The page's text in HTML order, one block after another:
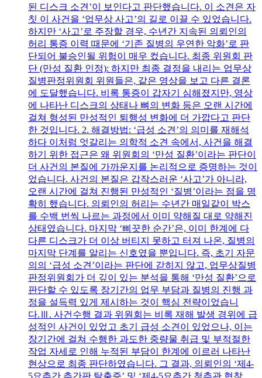
된 디스크 소견’이 보인다고 판단했습니다. 이 소견은 자
칫 이 사건을 ‘업무상 사고’의 길로 이끌 수 있었습니다.
하지만 ‘사고’로 주장할 경우, 수년간 지속된 의뢰인의
허리 통증 이력 때문에 ‘기존 질병의 우연한 악화’로 판
단되어 불승인될 위험이 매우 컸습니다. 최종 위원회 판
단 (만성 질환 인정): 하지만 최종 결정을 내리는 업무상
질병판정위원회 위원들은, 같은 영상을 보고 다른 결론
에 도달했습니다. 비록 통증이 갑자기 심해졌지만, 영상
에 나타난 디스크의 상태나 뼈의 변화 등은 오랜 시간에
걸쳐 형성된 만성적인 퇴행성 변화에 더 가깝다고 판단
한 것입니다. 2. 해결방법: ‘급성 소견’의 의미를 재해석
하다 이처럼 엇갈리는 의학적 소견 속에서, 사건을 해결
하기 위한 접근은 왜 위원회의 ‘만성 질환’이라는 판단이
더 사건의 본질에 가까운지를 논리적으로 증명하는 것이
었습니다. 사건의 본질은 갑작스러운 ‘사고’가 아니라,
오랜 시간에 걸쳐 진행된 만성적인 ‘질병’이라는 점을 명
확히 했습니다. 의뢰인의 허리는 수년간 매일같이 박스
를 수백 번씩 나르는 과정에서 이미 약해질 대로 약해진
상태였습니다. 마지막 ‘삐끗한 순간’은, 이미 한계에 다
다른 디스크가 더 이상 버티지 못하고 터져 나온, 질병의
마지막 단계를 알리는 신호였을 뿐입니다. 즉, 초기 자문
의의 ‘급성 소견’이라는 판단에 갇히지 않고, 업무상질병
판정위원회가 더 깊이 있는 분석을 통해 ‘만성 질환’으로
판단할 수 있도록 장기간의 업무 부담과 질병의 진행 과
정을 설득력 있게 제시하는 것이 핵심 전략이었습니
다.Ⅲ. 사건수행 결과 위원회는 비록 재해 발생 경위에 급
성적인 사건이 있었고 초기 급성 소견이 있었으나, 이는
장기간에 걸쳐 수행한 과도한 중량물 취급 및 부적절한
작업 자세로 인해 누적된 부담이 한계에 이르러 나타난
현상으로 최종 판단하였습니다. 그 결과, 의뢰인의 ‘제4-
5요추간 추간판 탈출증’ 및 ‘제4-5요추간 척추관 협착